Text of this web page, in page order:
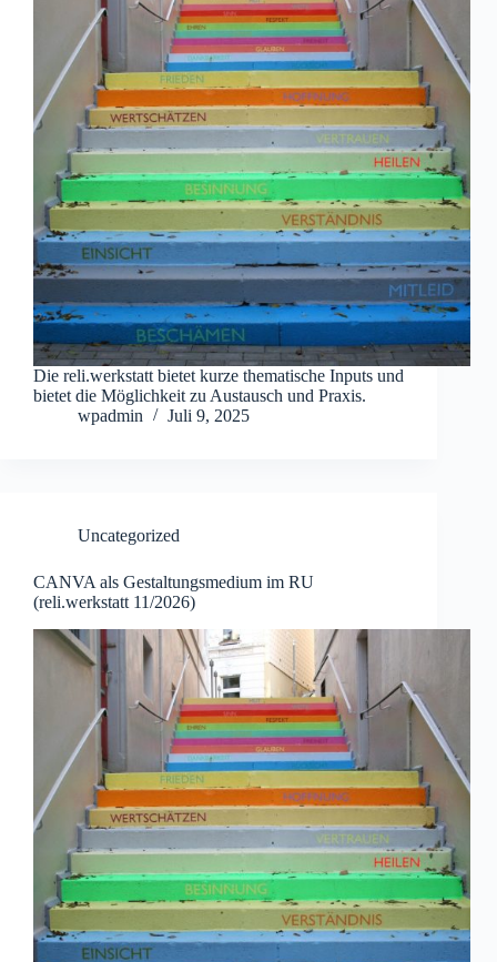
Die reli.werkstatt bietet kurze thematische Inputs und
bietet die Möglichkeit zu Austausch und Praxis.
wpadmin
Juli 9, 2025
Uncategorized
CANVA als Gestaltungsmedium im RU
(reli.werkstatt 11/2026)